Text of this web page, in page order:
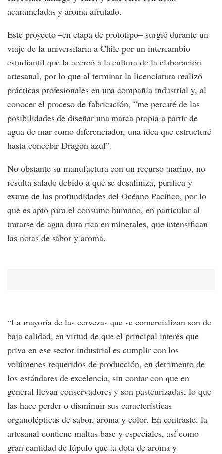
acarameladas y aroma afrutado.
Este proyecto –en etapa de prototipo– surgió durante un
viaje de la universitaria a Chile por un intercambio
estudiantil que la acercó a la cultura de la elaboración
artesanal, por lo que al terminar la licenciatura realizó
prácticas profesionales en una compañía industrial y, al
conocer el proceso de fabricación, “me percaté de las
posibilidades de diseñar una marca propia a partir de
agua de mar como diferenciador, una idea que estructuré
hasta concebir Dragón azul”.
No obstante su manufactura con un recurso marino, no
resulta salado debido a que se desaliniza, purifica y
extrae de las profundidades del Océano Pacífico, por lo
que es apto para el consumo humano, en particular al
tratarse de agua dura rica en minerales, que intensifican
las notas de sabor y aroma.
“La mayoría de las cervezas que se comercializan son de
baja calidad, en virtud de que el principal interés que
priva en ese sector industrial es cumplir con los
volúmenes requeridos de producción, en detrimento de
los estándares de excelencia, sin contar con que en
general llevan conservadores y son pasteurizadas, lo que
las hace perder o disminuir sus características
organolépticas de sabor, aroma y color. En contraste, la
artesanal contiene maltas base y especiales, así como
gran cantidad de lúpulo que la dota de aroma y